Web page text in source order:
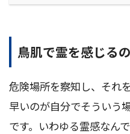
鳥肌で霊を感じる
危険場所を察知し、それ
早いのが自分でそういう
です。いわゆる霊感なん